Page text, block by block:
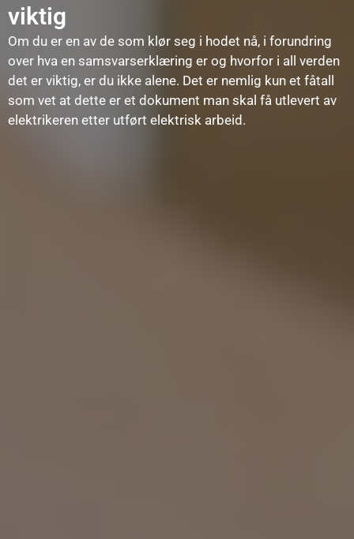
viktig
Om du er en av de som klør seg i hodet nå, i forundring
over hva en samsvarserklæring er og hvorfor i all verden
det er viktig, er du ikke alene. Det er nemlig kun et fåtall
som vet at dette er et dokument man skal få utlevert av
elektrikeren etter utført elektrisk arbeid.